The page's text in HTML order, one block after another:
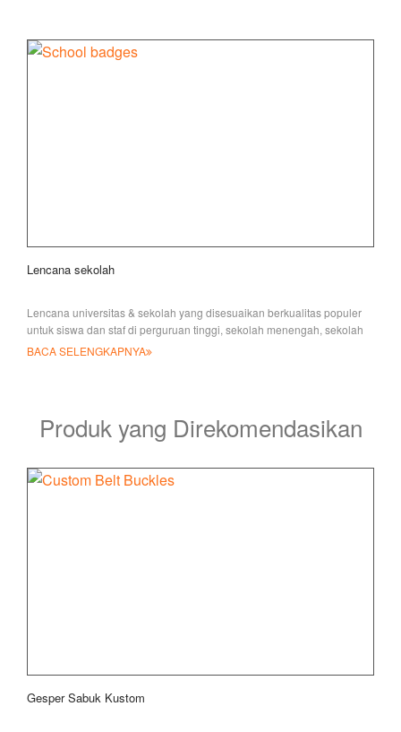
Lencana sekolah
Lencana universitas & sekolah yang disesuaikan berkualitas populer
untuk siswa dan staf di perguruan tinggi, sekolah menengah, sekolah
menengah, EV
BACA SELENGKAPNYA
Produk yang Direkomendasikan
Gesper Sabuk Kustom